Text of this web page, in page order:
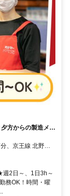
方からの製造メイ
、京王線 北野
徒歩約15分
2日～、1日3h～
務OK！時間・曜